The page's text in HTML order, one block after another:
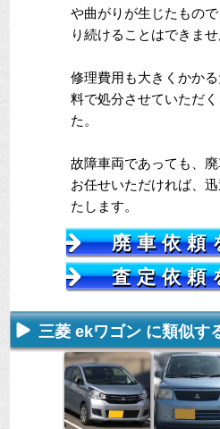
や曲がりが生じたもの
り続けることはできませ
修理費用も大きくかか
料で処分させていただ
た。
故障車両であっても、
お任せいただければ、
たします。
廃車依頼
査定依頼
三菱 ekワゴン に類似す